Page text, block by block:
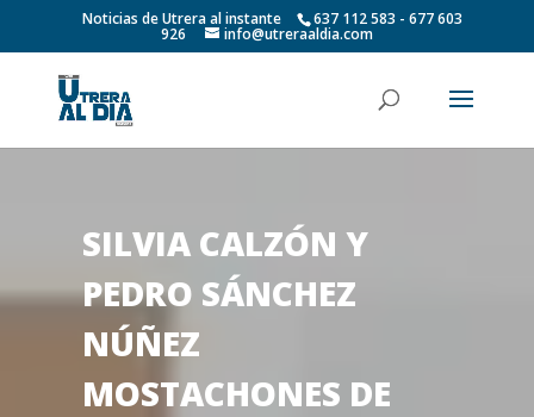
Noticias de Utrera al instante 637 112 583 - 677 603
926 info@utreraaldia.com
SILVIA CALZÓN Y
PEDRO SÁNCHEZ
NÚÑEZ
MOSTACHONES DE